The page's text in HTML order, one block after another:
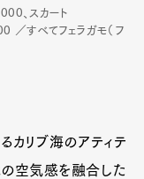
、スカート
／すべてフェラガモ（フ
カリブ海のアティテ
の空気感を融合した